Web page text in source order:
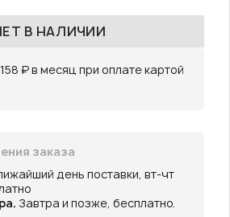
В НАЛИЧИИ
₽ в месяц при оплате картой
заказа
день поставки, вт-чт
Завтра и позже, бесплатно.